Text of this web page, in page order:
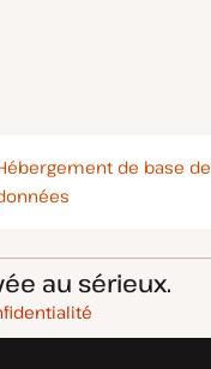
de base de
au sérieux.